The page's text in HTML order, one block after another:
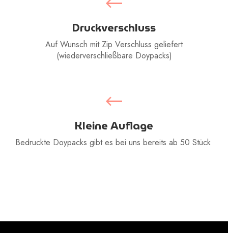
Druckverschluss
Auf Wunsch mit Zip Verschluss geliefert
(wiederverschließbare Doypacks)
Kleine Auflage
Bedruckte Doypacks gibt es bei uns bereits ab 50 Stück